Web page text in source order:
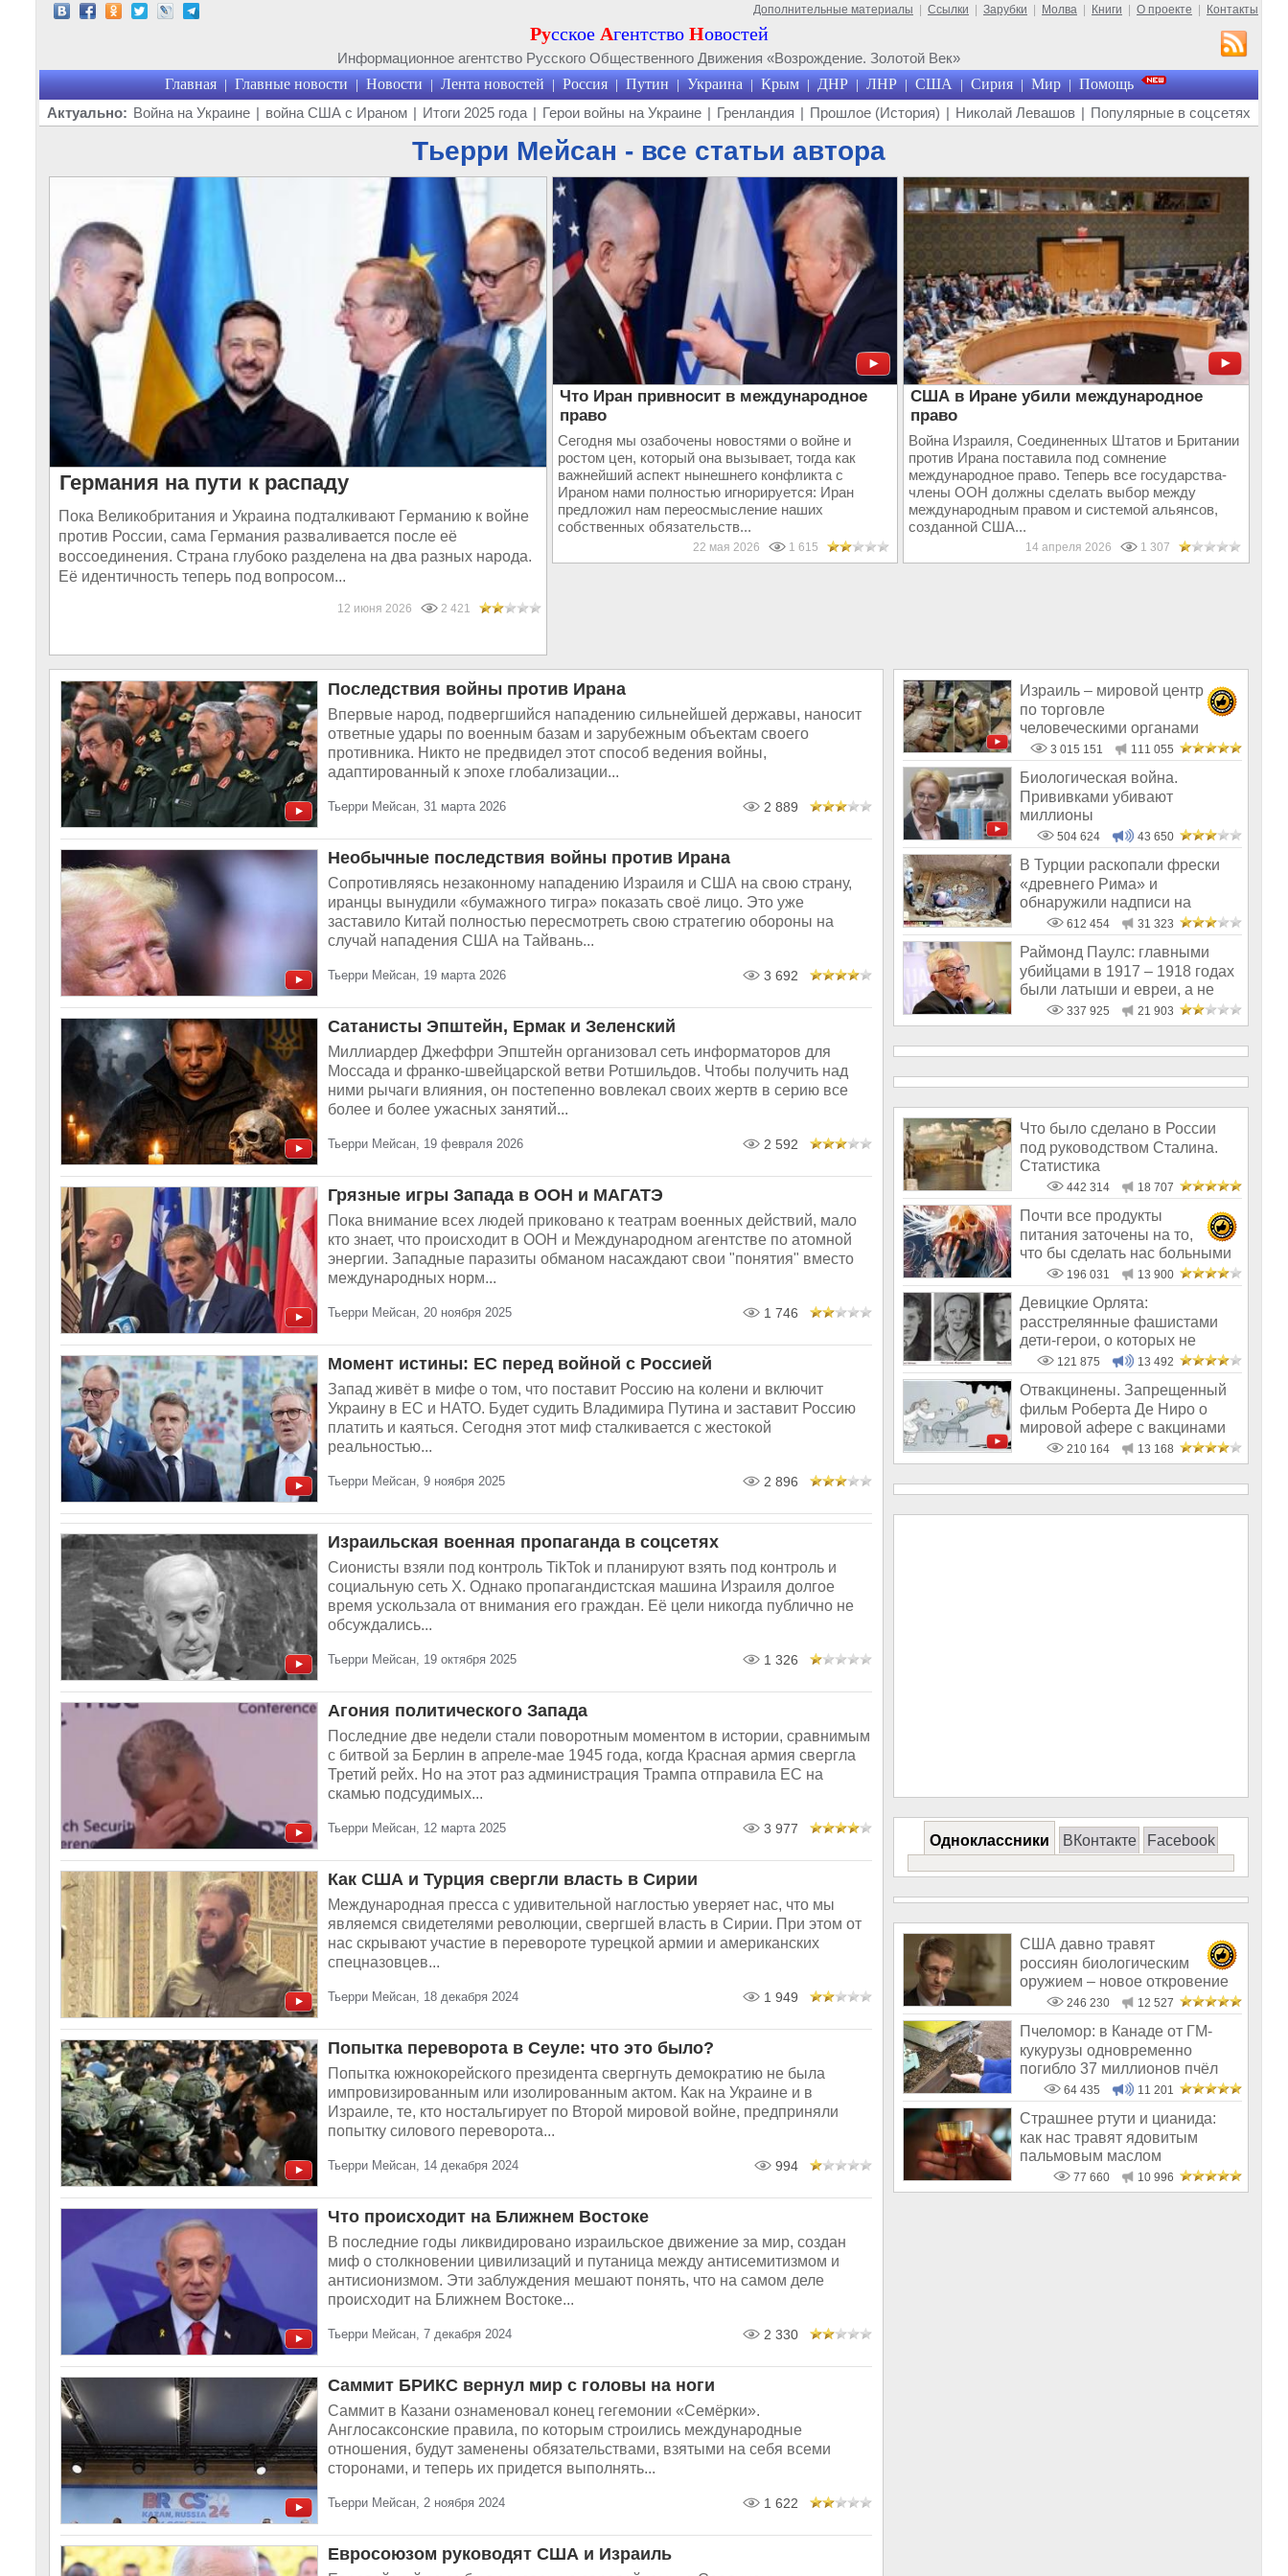
Дополнительные материалы Ссылки Зарубки Молва Книги О проекте Контакты
Русское Агентство Новостей
Информационное агентство Русского Общественного Движения «Возрождение. Золотой Век»
Главная | Главные новости | Новости | Лента новостей | Россия | Путин | Украина | Крым | ДНР | ЛНР | США | Сирия | Мир | Помощь
Актуально: Война на Украине | война США с Ираном | Итоги 2025 года | Герои войны на Украине | Гренландия | Прошлое (История) | Николай Левашов | Популярные в соцсетях
Тьерри Мейсан - все статьи автора
Германия на пути к распаду
Пока Великобритания и Украина подталкивают Германию к войне
против России, сама Германия разваливается после её
воссоединения. Страна глубоко разделена на два разных народа.
Её идентичность теперь под вопросом...
12 июня 2026 2 421
Что Иран привносит в международное
право
Сегодня мы озабочены новостями о войне и
ростом цен, который она вызывает, тогда как
важнейший аспект нынешнего конфликта с
Ираном нами полностью игнорируется: Иран
предложил нам переосмысление наших
собственных обязательств...
22 мая 2026 1 615
США в Иране убили международное
право
Война Израиля, Соединенных Штатов и Британии
против Ирана поставила под сомнение
международное право. Теперь все государства-
члены ООН должны сделать выбор между
международным правом и системой альянсов,
созданной США...
14 апреля 2026 1 307
Последствия войны против Ирана
Впервые народ, подвергшийся нападению сильнейшей державы, наносит
ответные удары по военным базам и зарубежным объектам своего
противника. Никто не предвидел этот способ ведения войны,
адаптированный к эпохе глобализации...
Тьерри Мейсан, 31 марта 2026 2 889
Необычные последствия войны против Ирана
Сопротивляясь незаконному нападению Израиля и США на свою страну,
иранцы вынудили «бумажного тигра» показать своё лицо. Это уже
заставило Китай полностью пересмотреть свою стратегию обороны на
случай нападения США на Тайвань...
Тьерри Мейсан, 19 марта 2026 3 692
Сатанисты Эпштейн, Ермак и Зеленский
Миллиардер Джеффри Эпштейн организовал сеть информаторов для
Моссада и франко-швейцарской ветви Ротшильдов. Чтобы получить над
ними рычаги влияния, он постепенно вовлекал своих жертв в серию все
более и более ужасных занятий...
Тьерри Мейсан, 19 февраля 2026 2 592
Грязные игры Запада в ООН и МАГАТЭ
Пока внимание всех людей приковано к театрам военных действий, мало
кто знает, что происходит в ООН и Международном агентстве по атомной
энергии. Западные паразиты обманом насаждают свои "понятия" вместо
международных норм...
Тьерри Мейсан, 20 ноября 2025 1 746
Момент истины: ЕС перед войной с Россией
Запад живёт в мифе о том, что поставит Россию на колени и включит
Украину в ЕС и НАТО. Будет судить Владимира Путина и заставит Россию
платить и каяться. Сегодня этот миф сталкивается с жестокой
реальностью...
Тьерри Мейсан, 9 ноября 2025 2 896
Израильская военная пропаганда в соцсетях
Сионисты взяли под контроль TikTok и планируют взять под контроль и
социальную сеть X. Однако пропагандистская машина Израиля долгое
время ускользала от внимания его граждан. Её цели никогда публично не
обсуждались...
Тьерри Мейсан, 19 октября 2025 1 326
Агония политического Запада
Последние две недели стали поворотным моментом в истории, сравнимым
с битвой за Берлин в апреле-мае 1945 года, когда Красная армия свергла
Третий рейх. Но на этот раз администрация Трампа отправила ЕС на
скамью подсудимых...
Тьерри Мейсан, 12 марта 2025 3 977
Как США и Турция свергли власть в Сирии
Международная пресса с удивительной наглостью уверяет нас, что мы
являемся свидетелями революции, свергшей власть в Сирии. При этом от
нас скрывают участие в перевороте турецкой армии и американских
спецназовцев...
Тьерри Мейсан, 18 декабря 2024 1 949
Попытка переворота в Сеуле: что это было?
Попытка южнокорейского президента свергнуть демократию не была
импровизированным или изолированным актом. Как на Украине и в
Израиле, те, кто ностальгирует по Второй мировой войне, предприняли
попытку силового переворота...
Тьерри Мейсан, 14 декабря 2024 994
Что происходит на Ближнем Востоке
В последние годы ликвидировано израильское движение за мир, создан
миф о столкновении цивилизаций и путаница между антисемитизмом и
антисионизмом. Эти заблуждения мешают понять, что на самом деле
происходит на Ближнем Востоке...
Тьерри Мейсан, 7 декабря 2024 2 330
Саммит БРИКС вернул мир с головы на ноги
Саммит в Казани ознаменовал конец гегемонии «Семёрки».
Англосаксонские правила, по которым строились международные
отношения, будут заменены обязательствами, взятыми на себя всеми
сторонами, и теперь их придется выполнять...
Тьерри Мейсан, 2 ноября 2024 1 622
Евросоюзом руководят США и Израиль
Израиль – мировой центр
по торговле
человеческими органами
3 015 151 111 055
Биологическая война.
Прививками убивают
миллионы
504 624 43 650
В Турции раскопали фрески
«древнего Рима» и
обнаружили надписи на
Русском!612 454 31 323
Раймонд Паулс: главными
убийцами в 1917 – 1918 годах
были латыши и евреи, а не
русс
337 925 21 903
Что было сделано в России
под руководством Сталина.
Статистика
442 314 18 707
Почти все продукты
питания заточены на то,
что бы сделать нас больными
и бесплодным
196 031 13 900
Девицкие Орлята:
расстрелянные фашистами
дети-герои, о которых не
рассказывают в шк
121 875 13 492
Отвакцинены. Запрещенный
фильм Роберта Де Ниро о
мировой афере с вакцинами
210 164 13 168
Одноклассники ВКонтакте Facebook
США давно травят
россиян биологическим
оружием – новое откровение
Эдварда Сноудена
246 230 12 527
Пчеломор: в Канаде от ГМ-
кукурузы одновременно
погибло 37 миллионов пчёл
64 435 11 201
Страшнее ртути и цианида:
как нас травят ядовитым
пальмовым маслом
77 660 10 996